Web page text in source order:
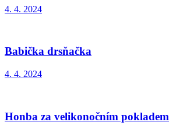
4. 4. 2024
Babička drsňačka
4. 4. 2024
Honba za velikonočním pokladem